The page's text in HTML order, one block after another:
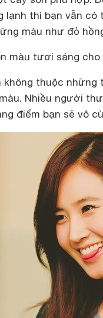
lạnh thì bạn vẫn có
màu như đỏ
màu tươi sáng
không thuộc
Nhiều người
điểm bạn sẽ vô